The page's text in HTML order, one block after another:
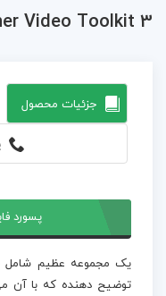
Video Toolkit 3
جزئیات محصول
پسورد
یک مجموعه عظیم شامل
توضیح دهنده که با آن